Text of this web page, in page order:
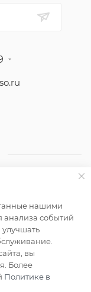
нашими
анализа событий
вы
Более
Политике в